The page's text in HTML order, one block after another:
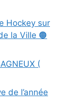
Hockey sur
la Ville 🟠
(
de l’année